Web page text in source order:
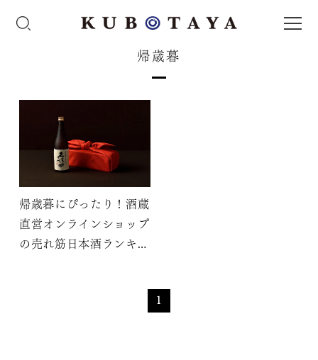
帰歳暮
帰歳暮にぴったり！酒蔵
直営オンラインショップ
の売れ筋日本酒ランキン
1